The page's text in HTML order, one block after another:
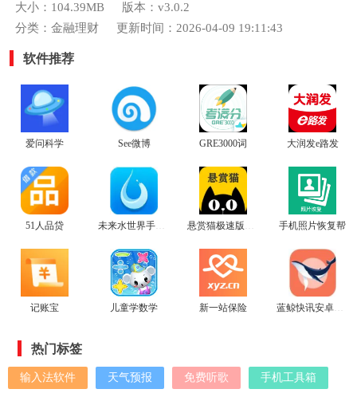
大小：104.39MB
版本：v3.0.2
分类：金融理财
更新时间：2026-04-09 19:11:43
软件推荐
爱问科学 See微博 GRE3000词 大润发e路发
51人品贷 手机照片恢复帮
记账宝 儿童学数学 新一站保险
热门标签
输入法软件 天气预报 免费听歌 手机工具箱